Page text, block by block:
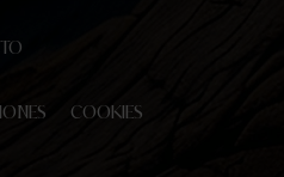
COOKIES